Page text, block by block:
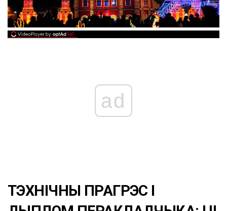
ad
ТЭХНІЧНЫ ПРАГРЭС І